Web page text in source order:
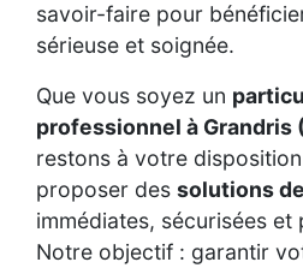
savoir-faire pour
sérieuse et soignée.
Que vous soyez un
professionnel à Grandris
restons à votre
proposer des solutions
immédiates, sécurisées et
Notre objectif : garantir